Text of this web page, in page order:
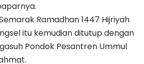
Ramadhan 1447 Hijriyah
itu kemudian ditutup dengan
Pondok Pesantren Ummul